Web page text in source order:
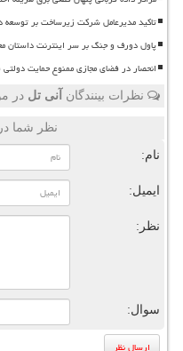
تاکید مدیرعامل شرکت زیرساخت بر
پاول دورف و جنگ بر سر اینترنت داستان
انحصار در فضای مجازی ممنوع حمایت
نظرات بینندگان آنی تل در
نظر شما
نام:
ایمیل:
نظر:
سوال: